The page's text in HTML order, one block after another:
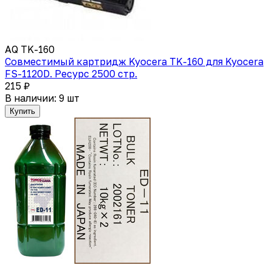
AQ TK-160
Совместимый картридж Kyocera TK-160 для Kyocera
FS-1120D. Ресурс 2500 стр.
215 ₽
В наличии: 9 шт
Купить